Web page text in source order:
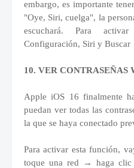
embargo, es importante
"Oye, Siri, cuelga", la
escuchará. Para
Configuración, Siri y
10. VER CONTRASEÑAS
Apple iOS 16 finalmente
puedan ver todas las
la que se haya conectado
Para activar esta función,
toque una red → haga clic